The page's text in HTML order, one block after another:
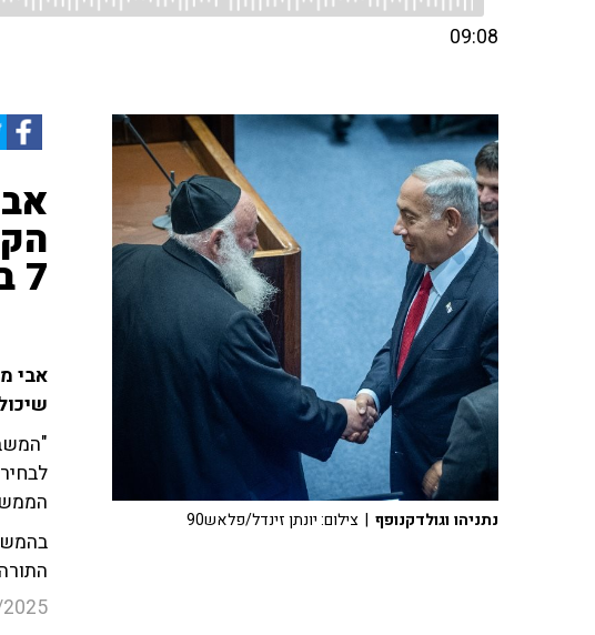
09:08
7 באוקטובר צריך להגדיל את לומדי התורה"
אבי
התורה, ולא
נתניהו וגולדקנופף | צילום: יונתן זינדל/פלאש90